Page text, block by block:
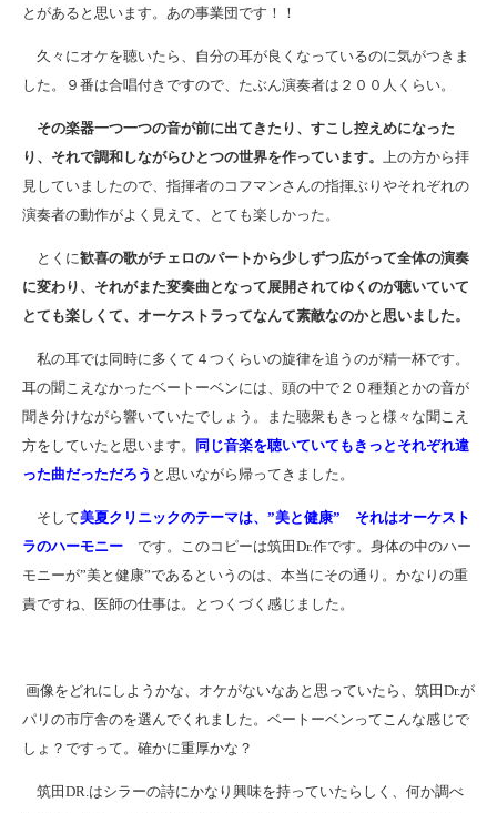
とがあると思います。あの事業団です！！
久々にオケを聴いたら、自分の耳が良くなっているのに気がつきま
した。９番は合唱付きですので、たぶん演奏者は２００人くらい。
その楽器一つ一つの音が前に出てきたり、すこし控えめになった
り、それで調和しながらひとつの世界を作っています。 上の方から拝
見していましたので、指揮者のコフマンさんの指揮ぶりやそれぞれの
演奏者の動作がよく見えて、とても楽しかった。
とくに歓喜の歌がチェロのパートから少しずつ広がって全体の演奏
に変わり、それがまた変奏曲となって展開されてゆくのが聴いていて
とても楽しくて、オーケストラってなんて素敵なのかと思いました。
私の耳では同時に多くて４つくらいの旋律を追うのが精一杯です。
耳の聞こえなかったベートーベンには、頭の中で２０種類とかの音が
聞き分けながら響いていたでしょう。また聴衆もきっと様々な聞こえ
方をしていたと思います。
同じ音楽を聴いていてもきっとそれぞれ違
った曲だっただろう と思いながら帰ってきました。
そして美夏クリニックのテーマは、”美と健康” それはオーケスト
ラのハーモニー です。このコピーは筑田Dr.作です。身体の中のハー
モニーが”美と健康”であるというのは、本当にその通り。かなりの重
責ですね、医師の仕事は。とつくづく感じました。
画像をどれにしようかな、オケがないなあと思っていたら、筑田Dr.が
パリの市庁舎のを選んでくれました。ベートーベンってこんな感じで
しょ？ですって。確かに重厚かな？
筑田DR.はシラーの詩にかなり興味を持っていたらしく、何か調べ